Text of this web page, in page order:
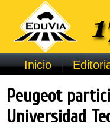
Inicio
Peugeot
Universidad